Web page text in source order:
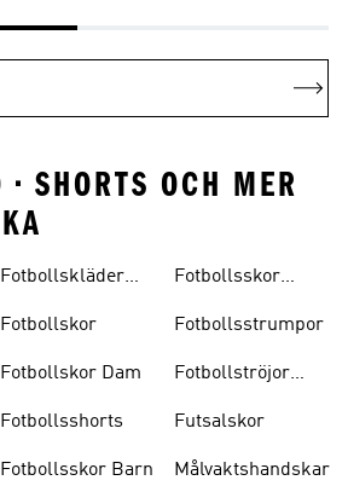
• SHORTS OCH MER
Fotbollskläder
Fotbollskor
Fotbollskor Dam
Fotbollsshorts
Fotbollsskor Barn
Fotbollsskor
Fotbollsstrumpor
Fotbollströjor
Futsalskor
Målvaktshandskar